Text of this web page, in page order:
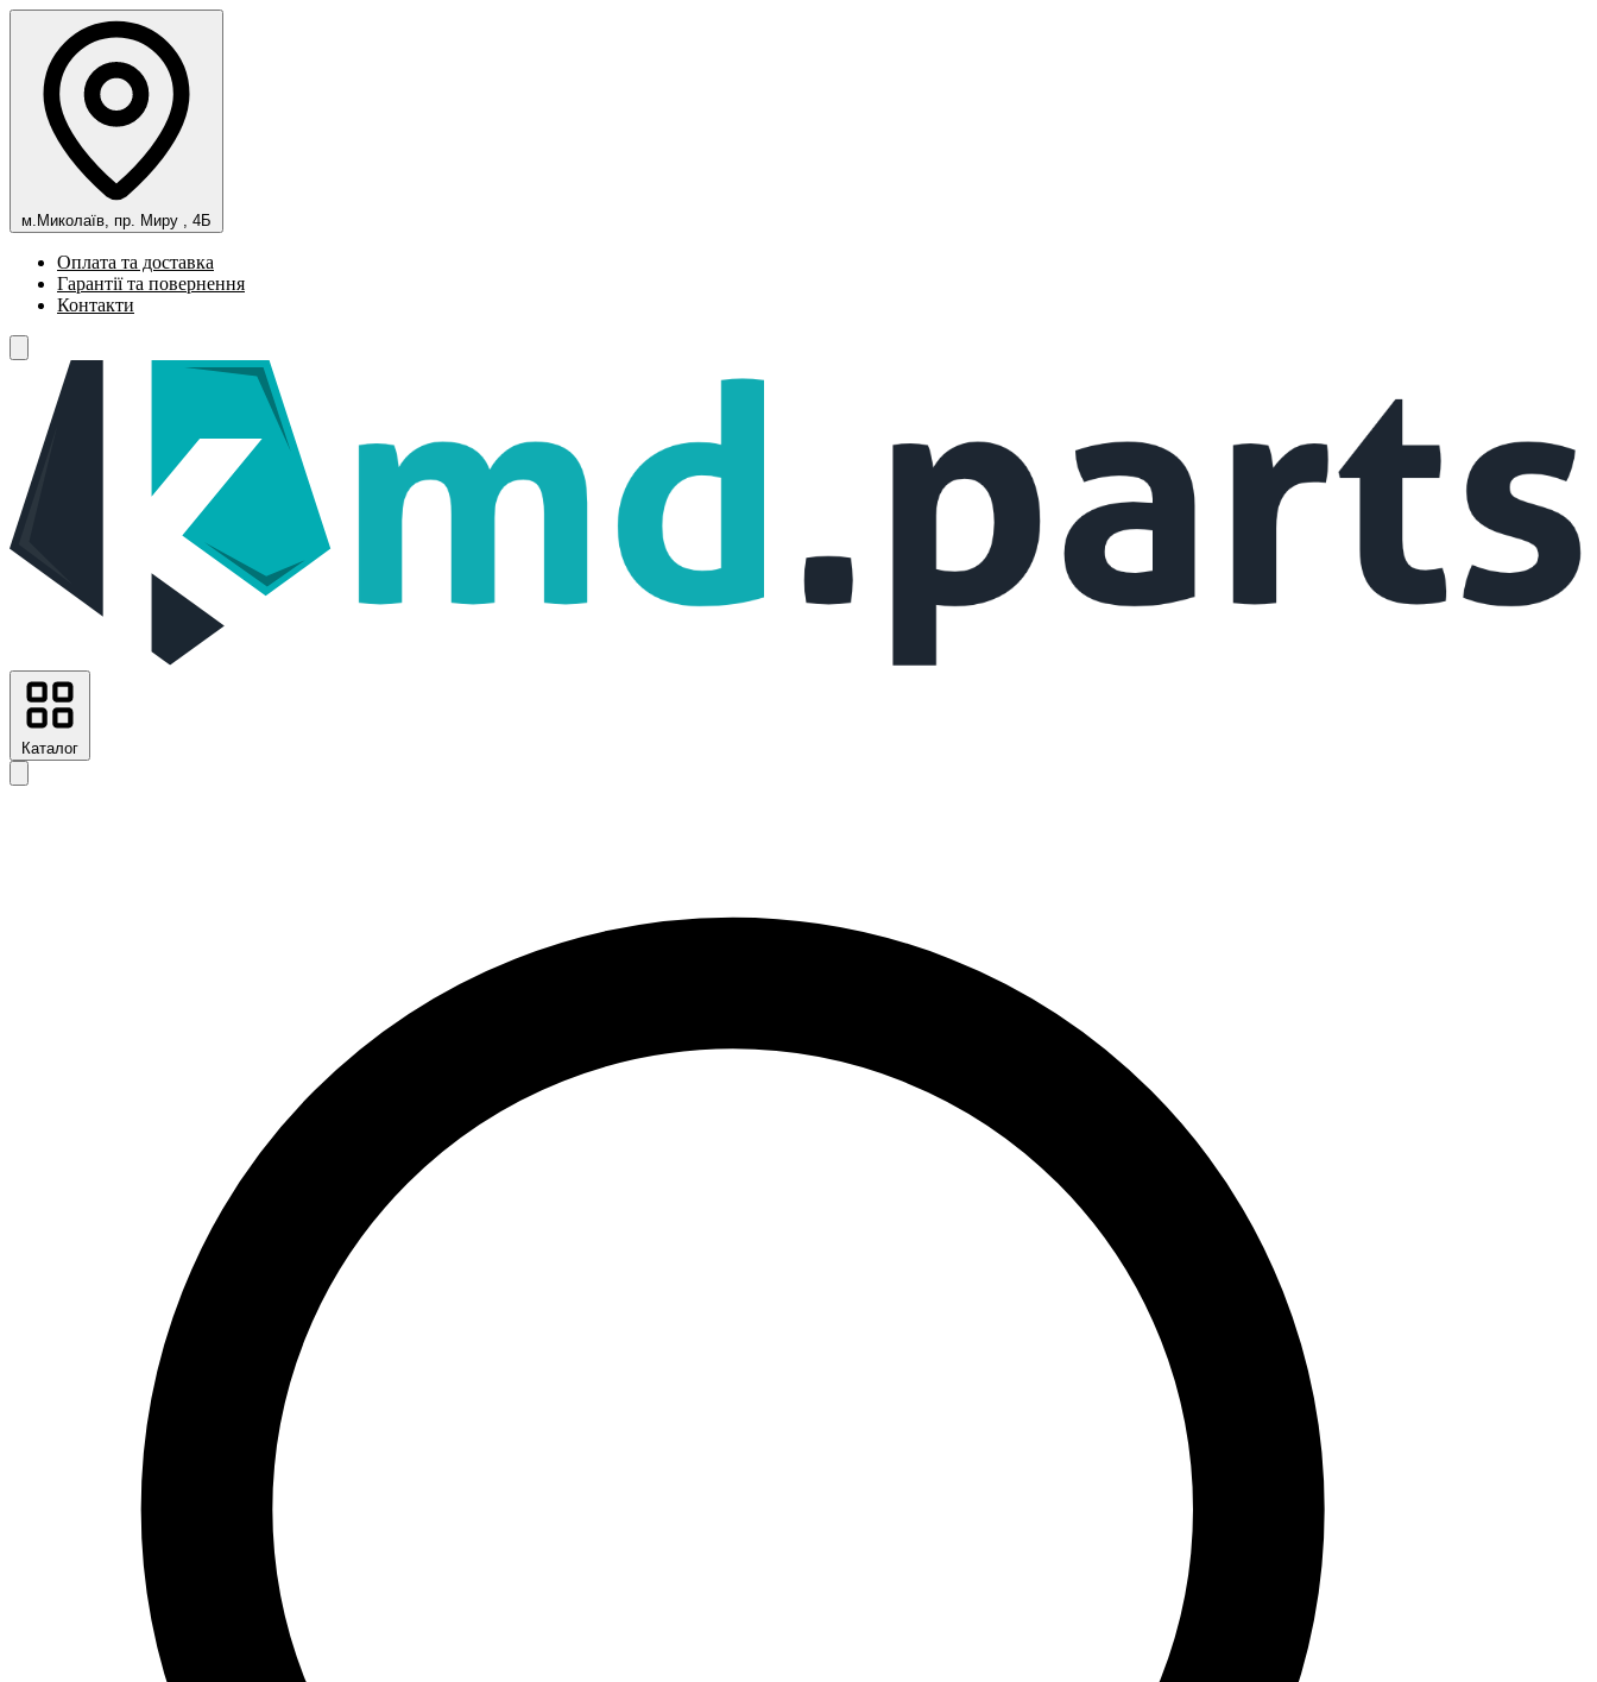
м.Миколаїв, пр. Миру , 4Б
Оплата та доставка
Гарантії та повернення
Контакти
Каталог